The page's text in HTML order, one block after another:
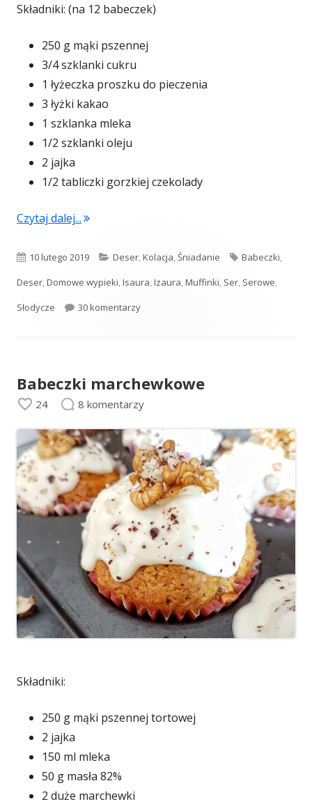
Składniki: (na 12 babeczek)
250 g mąki pszennej
3/4 szklanki cukru
1 łyżeczka proszku do pieczenia
3 łyżki kakao
1 szklanka mleka
1/2 szklanki oleju
2 jajka
1/2 tabliczki gorzkiej czekolady
Czytaj dalej..."Babeczki Izaura"
Opublikowano
10 lutego 2019 Kategorie
Deser,Kolacja,Śniadanie Tagi
Babeczki,
Deser,Domowe wypieki,Isaura,Izaura,Muffinki, Ser, Serowe,
Słodycze
30 komentarzydo Babeczki Izaura
Babeczki marchewkowe
24 8 komentarzy
Składniki:
250 g mąki pszennej tortowej
2 jajka
150 ml mleka
50 g masła 82%
2 duże marchewki